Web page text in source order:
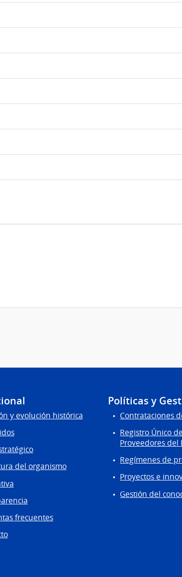
y evolución histórica
del organismo
frecuentes
Políticas y
Contrataciones
Registro Único de
Proveedores del
Regímenes de
Proyectos e
Gestión del